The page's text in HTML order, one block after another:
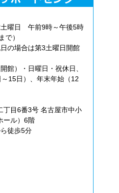
土曜日 午前9時～午後5時
で）
の場合は第3土曜日開館
館）・日曜日・祝休日、
15日）、年末年始（12
丁目6番3号 名古屋市中小
ール）6階
徒歩5分